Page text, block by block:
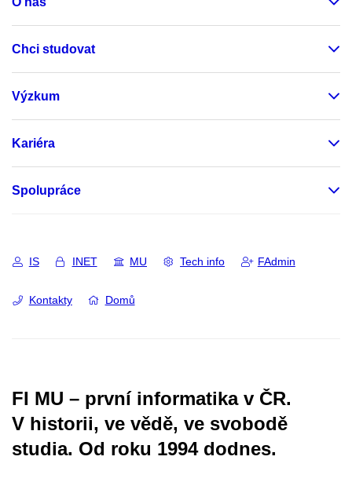
Chci studovat
Výzkum
Kariéra
Spolupráce
IS INET MU Tech info FAdmin
Kontakty Domů
FI MU – první informatika v ČR.
V historii, ve vědě, ve svobodě
studia. Od roku 1994 dodnes.